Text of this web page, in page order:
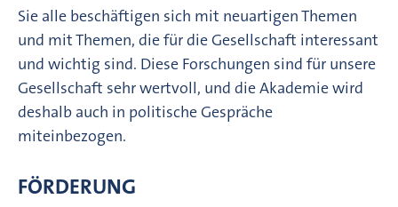
Sie alle beschäftigen sich mit neuartigen Themen
und mit Themen, die für die Gesellschaft interessant
und wichtig sind. Diese Forschungen sind für unsere
Gesellschaft sehr wertvoll, und die Akademie wird
deshalb auch in politische Gespräche
miteinbezogen.
FÖRDERUNG